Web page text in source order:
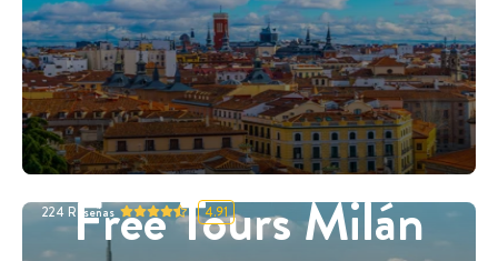
Free Tours Milán
224 Reseñas 4.91